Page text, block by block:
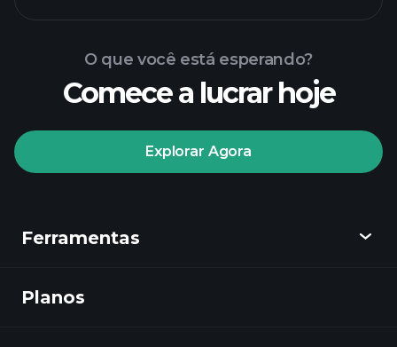
recomendado
O que você está esperando?
Comece a lucrar hoje
Explorar Agora
Ferramentas
Descobrir
Planos